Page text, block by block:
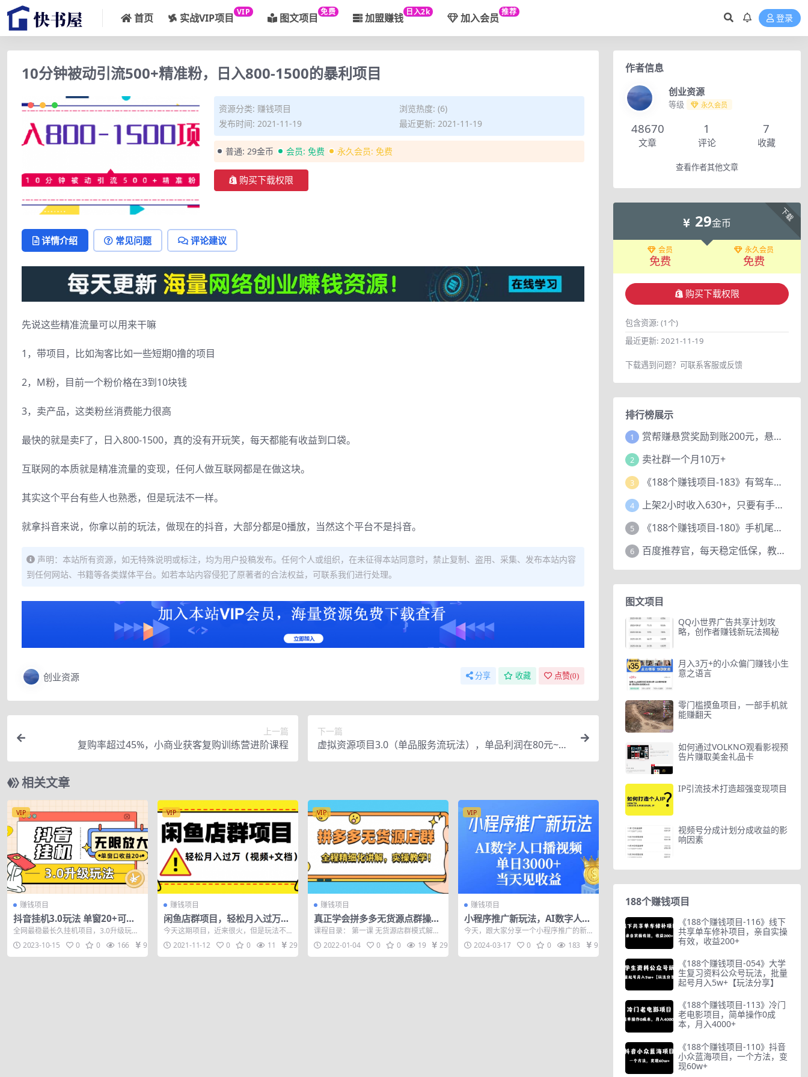
首页 实战VIP项目 VIP 图文项目 免费 加盟赚钱 日入2k 加入会员 推荐
登录
10分钟被动引流500+精准粉，日入800-1500的暴利项目
资源分类: 赚钱项目
浏览热度: (6)
发布时间: 2021-11-19
最近更新: 2021-11-19
普通: 29金币 会员: 免费 永久会员: 免费
购买下载权限
详情介绍 常见问题 评论建议
先说这些精准流量可以用来干嘛
1，带项目，比如淘客比如一些短期0撸的项目
2，M粉，目前一个粉价格在3到10块钱
3，卖产品，这类粉丝消费能力很高
最快的就是卖F了，日入800-1500，真的没有开玩笑，每天都能有收益到口袋。
互联网的本质就是精准流量的变现，任何人做互联网都是在做这块。
其实这个平台有些人也熟悉，但是玩法不一样。
就拿抖音来说，你拿以前的玩法，做现在的抖音，大部分都是0播放，当然这个平台不是抖音。
声明：本站所有资源，如无特殊说明或标注，均为用户投稿发布。任何个人或组织，在未征得本站同意时，禁止复制、盗用、采集、发布本站内容
到任何网站、书籍等各类媒体平台。如若本站内容侵犯了原著者的合法权益，可联系我们进行处理。
创业资源 分享 收藏 点赞(0)
上一篇
复购率超过45%，小商业获客复购训练营进阶课程
下一篇
虚拟资源项目3.0（单品服务流玩法），单品利润在80元~60
0元左右
相关文章
VIP
赚钱项目
抖音挂机3.0玩法 单窗20+可放
大 支持云手机和模拟器（附无限
注册抖音教程）
全网最稳最长久挂机项目，3.0升级玩
法，单窗口20+，通过脚本实现躺赚，抖
音关注...
2023-10-15 0 0 166 9.9
VIP
赚钱项目
闲鱼店群项目，轻松月入过万
（视频+文档）
今天这期项目，近来很火，但是玩法不
一。 我这边加入了自己的原创技术，测
试了半个月...
2021-11-12 0 0 11 29
VIP
赚钱项目
真正学会拼多多无货源点群操
作，精细化运营
课程目录： 第一课 无货源店群模式解析.
mp4 第二课 开店资料准备与实操.mp...
2022-01-04 0 0 19 29
VIP
赚钱项目
小程序推广新玩法，AI数字人口
播视频，单日3000+，当天见收
益
今天，跟大家分享一个小程序推广的新
玩法，制作AI数字人口播视频， 再挂载
相关的小...
2024-03-17 0 0 183 9.9
作者信息
创业资源
等级 永久会员
48670
文章
1
评论
7
收藏
查看作者其他文章
下载
29金币
会员
免费
永久会员
免费
购买下载权限
包含资源: (1个)
最近更新: 2021-11-19
下载遇到问题？可联系客服或反馈
排行榜展示
1 赏帮赚悬赏奖励到账200元，悬赏任务多劳多得，人人可做。
2 卖社群一个月10万+
3 《188个赚钱项目-183》有驾车评项目，动动小手，复制粘贴赚44元！
4 上架2小时收入630+，只要有手就能做的AI搞钱项目，奶奶看完都能学会!
5 《188个赚钱项目-180》手机尾号测试评分项目，短视频直播日赚200+
6 百度推荐官，每天稳定低保，教程赠上
图文项目
QQ小世界广告共享计划攻
略，创作者赚钱新玩法揭秘
月入3万+的小众偏门赚钱小生
意之语言
零门槛摸鱼项目，一部手机就
能赚翻天
如何通过VOLKNO观看影视预
告片赚取美金礼品卡
IP引流技术打造超强变现项目
视频号分成计划分成收益的影
响因素
188个赚钱项目
《188个赚钱项目-116》线下
共享单车修补项目，亲自实操
有效，收益200+
《188个赚钱项目-054》大学
生复习资料公众号玩法，批量
起号月入5w+【玩法分享】
《188个赚钱项目-113》冷门
老电影项目，简单操作0成
本，月入4000+
《188个赚钱项目-110》抖音
小众蓝海项目，一个方法，变
现60w+